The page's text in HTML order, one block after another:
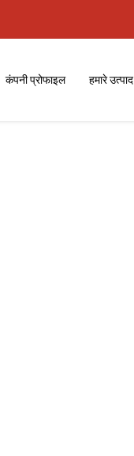
कंपनी प्रोफाइल हमारे उत्पाद